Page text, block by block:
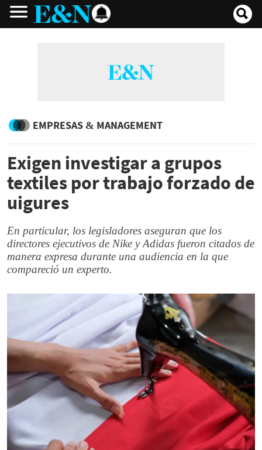
EMPRESAS & MANAGEMENT
Exigen investigar a grupos
textiles por trabajo forzado de
uigures
En particular, los legisladores aseguran que los
directores ejecutivos de Nike y Adidas fueron citados de
manera expresa durante una audiencia en la que
compareció un experto.